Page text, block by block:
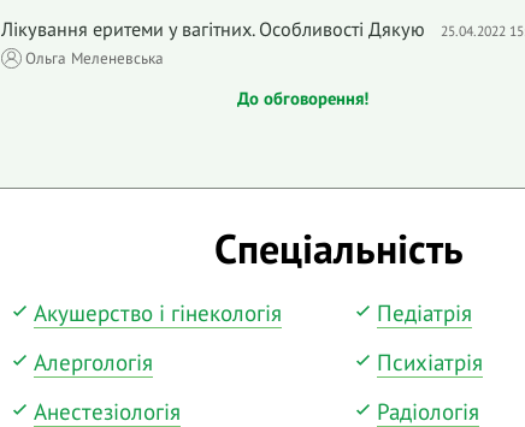
Лiкування еритеми у вагiтних. Особливоcтi Дякую 25.04.2022
Ольга Меленевська
До обговорення!
Спеціальність
Акушерство і гінекологія
Алергологія
Анестезіологія
Педіатрія
Психіатрія
Радіологія